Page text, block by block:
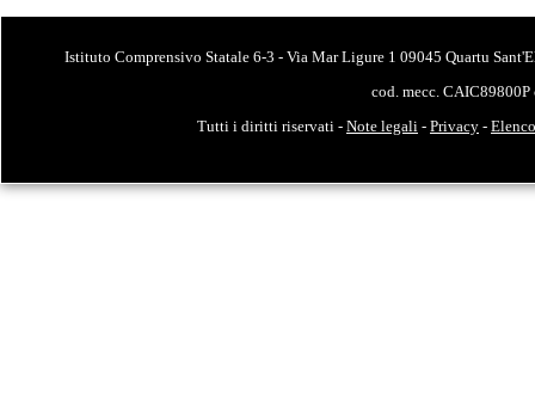
Istituto Comprensivo Statale 6-3 - Via Mar Ligure 1 09045 Quartu
cod. mecc.
Tutti i diritti riservati - Note legali - Privacy -